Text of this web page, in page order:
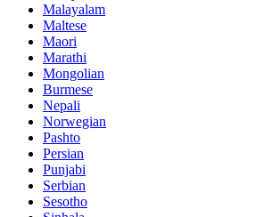
Malayalam
Maltese
Maori
Marathi
Mongolian
Burmese
Nepali
Norwegian
Pashto
Persian
Punjabi
Serbian
Sesotho